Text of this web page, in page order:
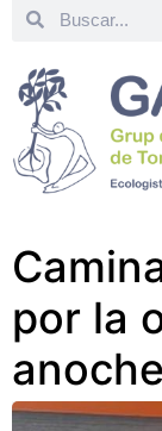
por la